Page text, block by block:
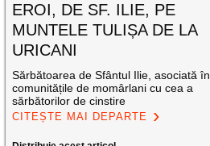
EROI, DE SF. ILIE, PE
MUNTELE TULIȘA DE LA
URICANI
Sărbătoarea de Sfântul Ilie, asociată în
comunitățile de momârlani cu cea a
sărbătorilor de cinstire
CITEȘTE MAI DEPARTE